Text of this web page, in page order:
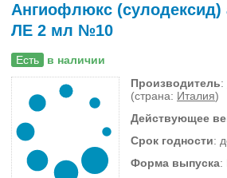
Ангиофлюкс
ЛЕ 2 мл №10
Есть в наличии
Производитель:
(страна: Италия)
Действующее
Срок годности:
Форма выпуска: